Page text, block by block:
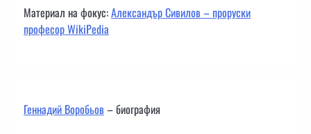
Материал на фокус:Александър Сивилов – проруски
професор WikiPedia
Геннадий Воробьов– биография